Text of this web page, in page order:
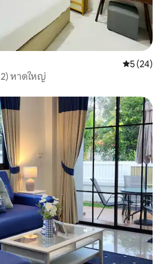
5 av 5 i
5 (24)
2) หาดใหญ่